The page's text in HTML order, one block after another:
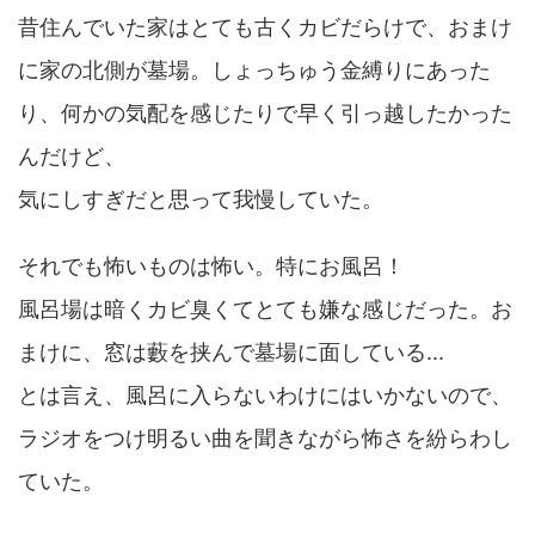
昔住んでいた家はとても古くカビだらけで、おまけ
に家の北側が墓場。しょっちゅう金縛りにあった
り、何かの気配を感じたりで早く引っ越したかった
んだけど、
気にしすぎだと思って我慢していた。
それでも怖いものは怖い。特にお風呂！
風呂場は暗くカビ臭くてとても嫌な感じだった。お
まけに、窓は藪を挟んで墓場に面している...
とは言え、風呂に入らないわけにはいかないので、
ラジオをつけ明るい曲を聞きながら怖さを紛らわし
ていた。